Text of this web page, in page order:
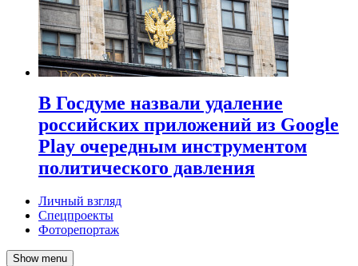
В Госдуме назвали удаление
российских приложений из Google
Play очередным инструментом
политического давления
Личный взгляд
Спецпроекты
Фоторепортаж
Show menu